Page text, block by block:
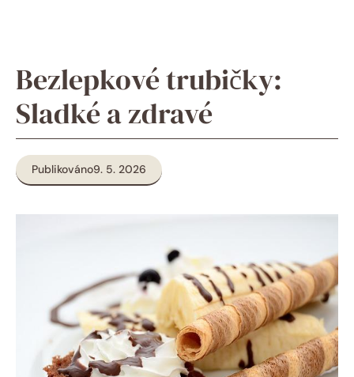
Bezlepkové trubičky:
Sladké a zdravé
Publikováno9. 5. 2026